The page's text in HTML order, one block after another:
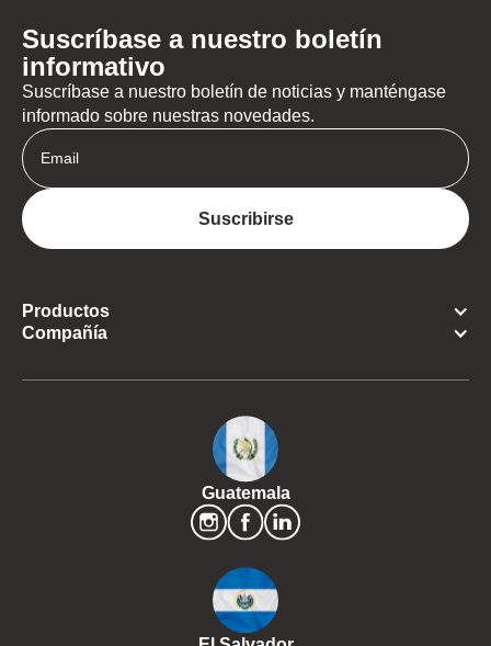
Suscríbase a nuestro boletín
informativo
Suscríbase a nuestro boletín de noticias y manténgase
informado sobre nuestras novedades.
Productos
Compañía
Guatemala